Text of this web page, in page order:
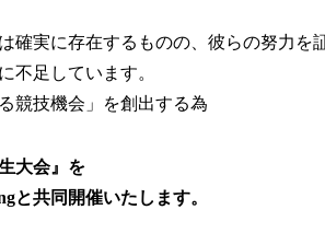
確実に存在するものの、彼らの努力を
不足しています。
競技機会」を創出する為
大会』を
と共同開催いたします。